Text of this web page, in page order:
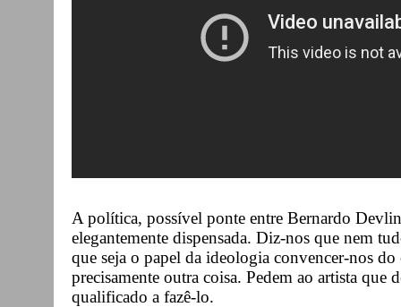
A política, possível ponte entre Bernardo
elegantemente dispensada. Diz-nos que nem
que seja o papel da ideologia convencer-nos
precisamente outra coisa. Pedem ao artista que
qualificado a fazê-lo.